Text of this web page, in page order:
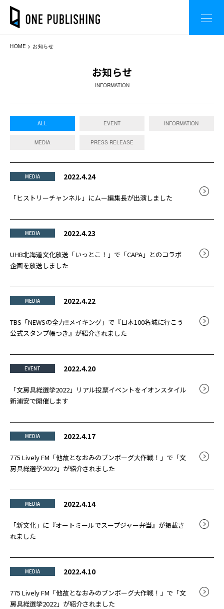
HOME お知らせ
お知らせ
INFORMATION
ALL EVENT INFORMATION
MEDIA PRESS RELEASE
MEDIA 2022.4.24
「ヒストリーチャンネル」にムー編集長が出演しました
MEDIA 2022.4.23
UHB北海道文化放送「いっとこ！」で「CAPA」とのコラボ
企画を放送しました
MEDIA 2022.4.22
TBS「NEWSの全力‼メイキング」で『日本100名城に行こう
公式スタンプ帳つき』が紹介されました
EVENT 2022.4.20
「文房具総選挙2022」リアル投票イベントをイオンスタイル
新浦安で開催します
MEDIA 2022.4.17
775 Lively FM「他故となおみのブンボーグ大作戦！」で「文
房具総選挙2022」が紹介されました
MEDIA 2022.4.14
「新文化」に『オートミールでスープジャー弁当』が掲載さ
れました
MEDIA 2022.4.10
775 Lively FM「他故となおみのブンボーグ大作戦！」で「文
房具総選挙2022」が紹介されました